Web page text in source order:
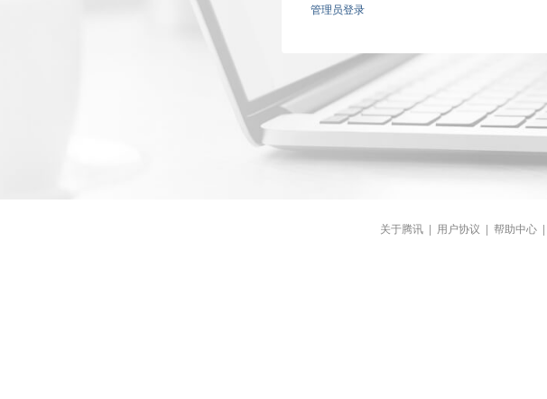
管理员登录
关于腾讯 | 用户协议 | 帮助中心 |